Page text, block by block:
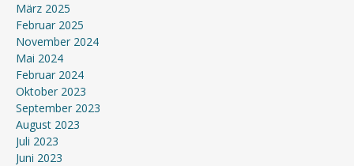
März 2025
Februar 2025
November 2024
Mai 2024
Februar 2024
Oktober 2023
September 2023
August 2023
Juli 2023
Juni 2023